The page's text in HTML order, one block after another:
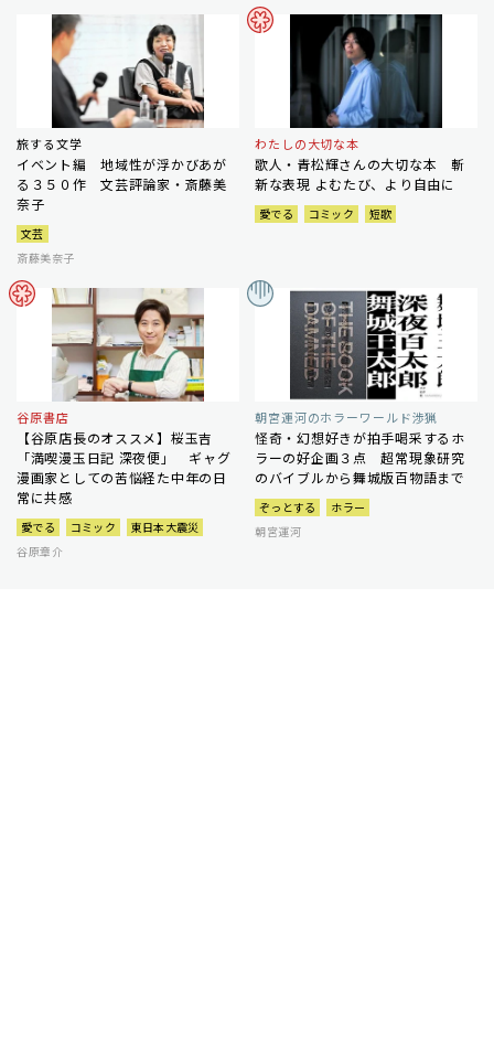
旅する文学
イベント編 地域性が浮かびあが
る３５０作 文芸評論家・斎藤美
奈子
文芸
斎藤美奈子
わたしの大切な本
歌人・青松輝さんの大切な本 斬
新な表現 よむたび、より自由に
愛でる コミック 短歌
谷原書店
【谷原店長のオススメ】桜玉吉
「満喫漫玉日記 深夜便」 ギャグ
漫画家としての苦悩経た中年の日
常に共感
愛でる コミック
東日本大震災
谷原章介
朝宮運河のホラーワールド渉猟
怪奇・幻想好きが拍手喝采するホ
ラーの好企画３点 超常現象研究
のバイブルから舞城版百物語まで
ぞっとする
ホラー
朝宮運河